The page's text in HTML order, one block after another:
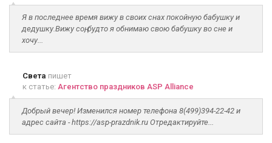
Я в последнее время вижу в своих снах покойную бабушку и
дедушку.Вижу соң, будто я обнимаю свою бабушку во сне и
хочу...
Света пишет
к статье: Агентство праздников ASP Alliance
Добрый вечер! Изменился номер телефона 8(499)394-22-42 и
адрес сайта - https://asp-prazdnik.ru Отредактируйте...